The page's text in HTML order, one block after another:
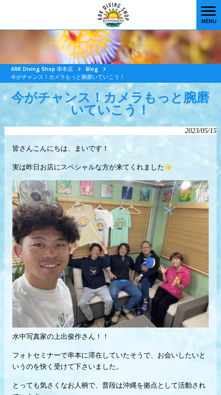
MENU
ARK Diving Shop 串本店 > Blog
>
今がチャンス！カメラもっと腕磨いていこう！
今がチャンス！カメラもっと腕磨
いていこう！
2023/05/15
皆さんこんにちは、まいです！
実は昨日お店にスペシャルな方が来てくれました
水中写真家の上出俊作さん！！
フォトセミナーで串本に滞在していたそうで、お会いしたいと
いうのを快く受けて下さいました。
とっても気さくなお人柄で、普段は沖縄を拠点として活動され